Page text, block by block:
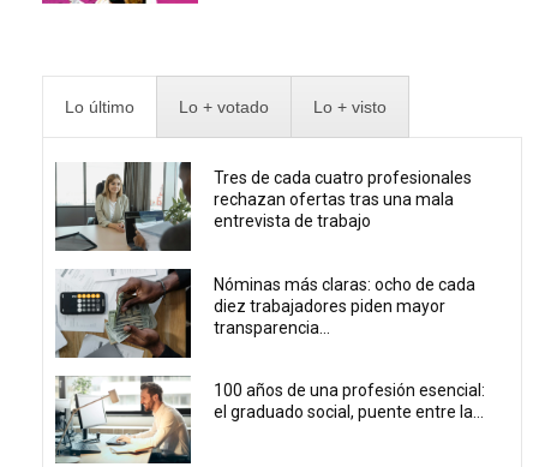
Lo último Lo + votado Lo + visto
Tres de cada cuatro profesionales
rechazan ofertas tras una mala
entrevista de trabajo
Nóminas más claras: ocho de cada
diez trabajadores piden mayor
transparencia...
100 años de una profesión esencial:
el graduado social, puente entre la...